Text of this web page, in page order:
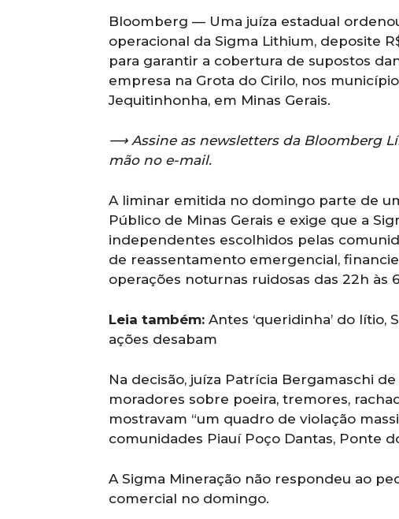
Bloomberg — Uma juíza estadual
operacional da Sigma Lithium, deposite
para garantir a cobertura de supostos
empresa na Grota do Cirilo, nos
Jequitinhonha, em Minas Gerais.
⟶Assine as newsletters da Bloomberg
mão no e-mail.
A liminar emitida no domingo parte de
Público de Minas Gerais e exige que a
independentes escolhidos pelas
de reassentamento emergencial,
operações noturnas ruidosas das 22h às
Leia também: Antes ‘queridinha’ do
ações desabam
Na decisão, juíza Patrícia Bergamaschi
moradores sobre poeira, tremores,
mostravam “um quadro de violação
comunidades Piauí Poço Dantas, Ponte
A Sigma Mineração não respondeu ao
comercial no domingo.